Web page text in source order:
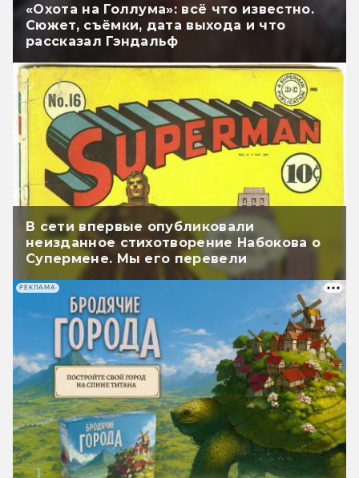
«Охота на Голлума»: всё что известно.
Сюжет, съёмки, дата выхода и что
рассказал Гэндальф
В сети впервые опубликовали
неизданное стихотворение Набокова о
Супермене. Мы его перевели
РЕКЛАМА